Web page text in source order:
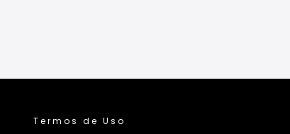
Termos de Uso